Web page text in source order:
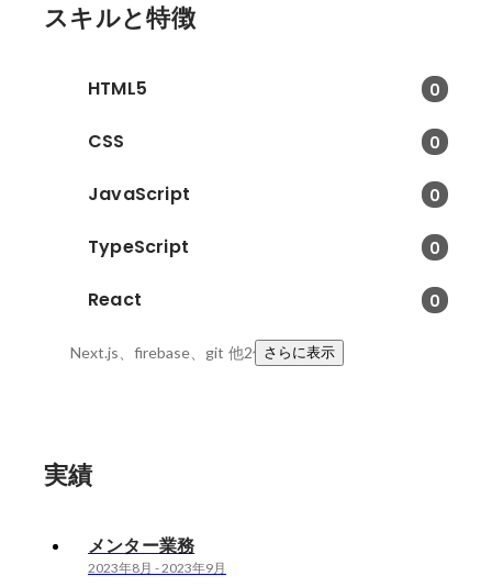
スキルと特徴
HTML5 0
CSS 0
JavaScript 0
TypeScript 0
React 0
Next.js、firebase、git 他2件さらに表示
実績
メンター業務
2023年8月 -2023年9月